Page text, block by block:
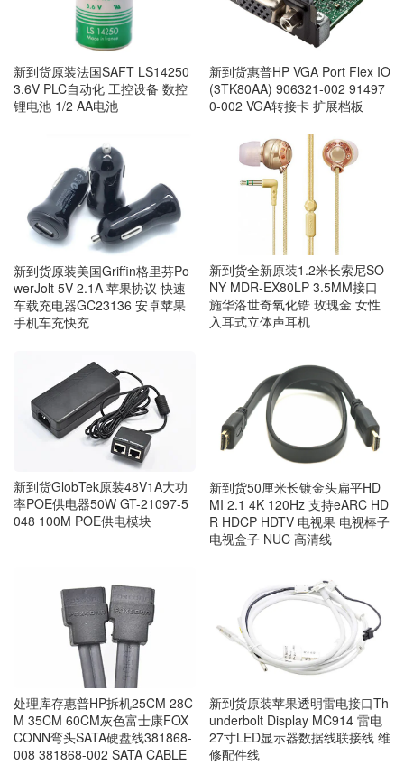
新到货原装法国SAFT LS14250
3.6V PLC自动化 工控设备 数控
锂电池 1/2 AA电池
新到货惠普HP VGA Port Flex IO
(3TK80AA) 906321-002 91497
0-002 VGA转接卡 扩展档板
新到货原装美国Griffin格里芬Po
werJolt 5V 2.1A 苹果协议 快速
车载充电器GC23136 安卓苹果
手机车充快充
新到货全新原装1.2米长索尼SO
NY MDR-EX80LP 3.5MM接口
施华洛世奇氧化锆 玫瑰金 女性
入耳式立体声耳机
新到货GlobTek原装48V1A大功
率POE供电器50W GT-21097-5
048 100M POE供电模块
新到货50厘米长镀金头扁平HD
MI 2.1 4K 120Hz 支持eARC HD
R HDCP HDTV 电视果 电视棒子
电视盒子 NUC 高清线
处理库存惠普HP拆机25CM 28C
M 35CM 60CM灰色富士康FOX
CONN弯头SATA硬盘线381868-
008 381868-002 SATA CABLE
新到货原装苹果透明雷电接口Th
underbolt Display MC914 雷电
27寸LED显示器数据线联接线 维
修配件线